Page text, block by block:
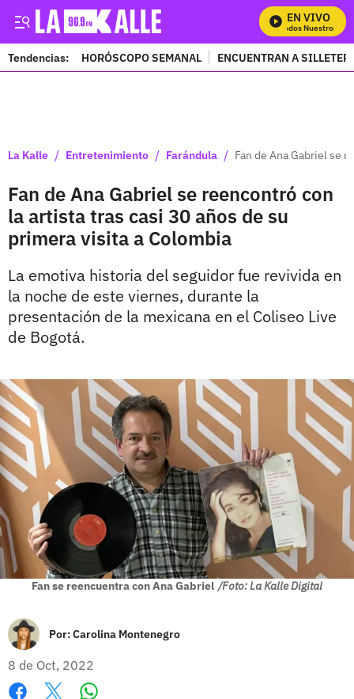
EN VIVO
Mira Todos Nuestros
Tendencias: HORÓSCOPO SEMANAL ENCUENTRAN A
La Kalle / Entretenimiento / Farándula / Fan de Ana Gabriel se
Fan de Ana Gabriel se reencontró con
la artista tras casi 30 años de su
primera visita a Colombia
La emotiva historia del seguidor fue revivida en
la noche de este viernes, durante la
presentación de la mexicana en el Coliseo Live
de Bogotá.
Fan se reencuentra con Ana Gabriel /Foto: La Kalle Digital
Por:Carolina Montenegro
8 de Oct, 2022